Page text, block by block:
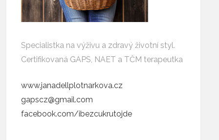
Specialistka na výživu a zdravý životní styl.
Certifikovaná GAPS, NAET a TČM terapeutka
www.janadellplotnarkova.cz
gapscz@gmail.com
facebook.com/ibezcukrutojde